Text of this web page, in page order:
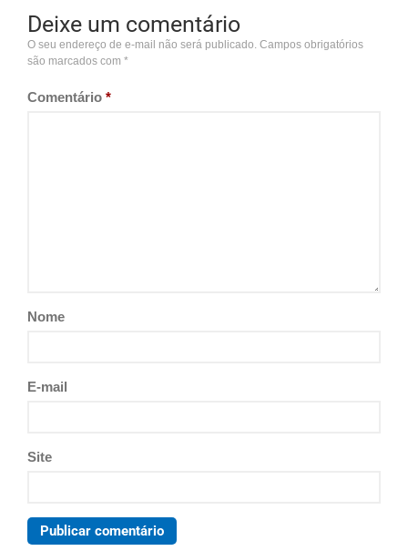
Deixe um comentário
O seu endereço de e-mail não será publicado. Campos obrigatórios
são marcados com *
Comentário *
Nome
E-mail
Site